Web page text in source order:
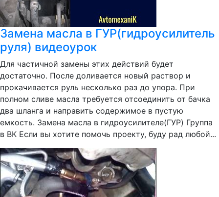
Замена масла в ГУР(гидроусилитель
руля) видеоурок
Для частичной замены этих действий будет
достаточно. После доливается новый раствор и
прокачивается руль несколько раз до упора. При
полном сливе масла требуется отсоединить от бачка
два шланга и направить содержимое в пустую
емкость. Замена масла в гидроусилителе(ГУР) Группа
в ВК Если вы хотите помочь проекту, буду рад любой...